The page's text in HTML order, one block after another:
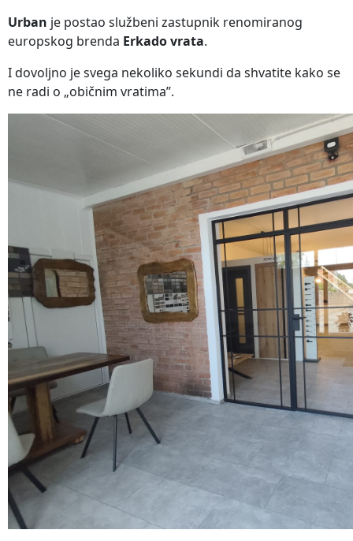
Urban je postao službeni zastupnik renomiranog
europskog brenda Erkado vrata.
I dovoljno je svega nekoliko sekundi da shvatite kako se
ne radi o „običnim vratima”.